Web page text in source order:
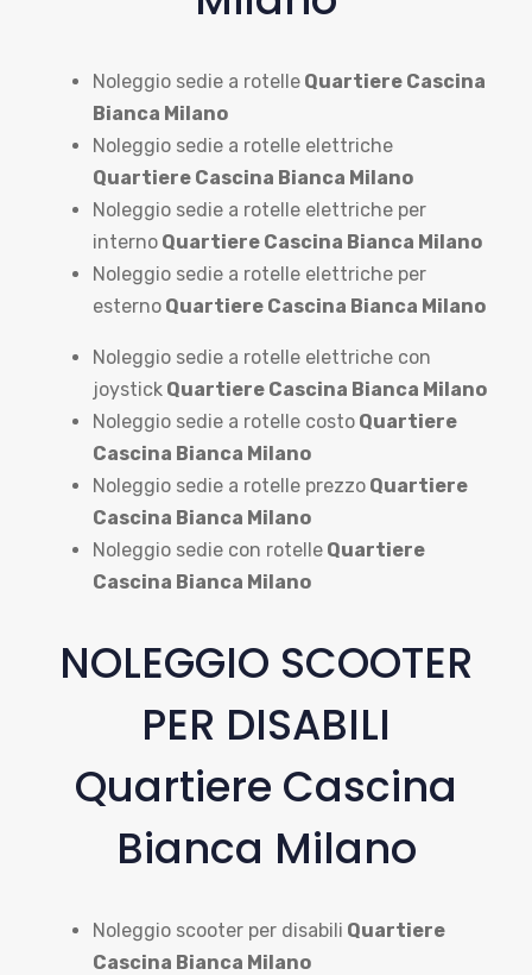
Noleggio sedie a rotelle Quartiere Cascina
Bianca Milano
Noleggio sedie a rotelle elettriche
Quartiere Cascina Bianca Milano
Noleggio sedie a rotelle elettriche per
interno Quartiere Cascina Bianca Milano
Noleggio sedie a rotelle elettriche per
esterno Quartiere Cascina Bianca Milano
Noleggio sedie a rotelle elettriche con
joystick Quartiere Cascina Bianca Milano
Noleggio sedie a rotelle costo Quartiere
Cascina Bianca Milano
Noleggio sedie a rotelle prezzo Quartiere
Cascina Bianca Milano
Noleggio sedie con rotelle Quartiere
Cascina Bianca Milano
NOLEGGIO SCOOTER
PER DISABILI
Quartiere Cascina
Bianca Milano
Noleggio scooter per disabili Quartiere
Cascina Bianca Milano